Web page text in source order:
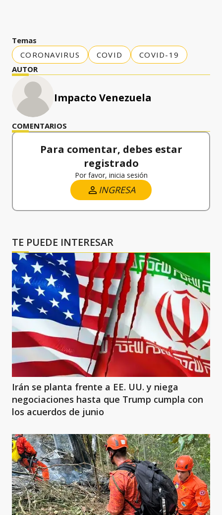
Temas
CORONAVIRUS
COVID
COVID-19
AUTOR
Impacto Venezuela
COMENTARIOS
Para comentar, debes estar
registrado
Por favor, inicia sesión
INGRESA
TE PUEDE INTERESAR
Irán se planta frente a EE. UU. y niega
negociaciones hasta que Trump cumpla con
los acuerdos de junio